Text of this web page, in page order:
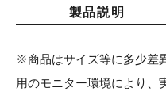
製品説明
※商品はサイズ等に多少差
用のモニター環境により、